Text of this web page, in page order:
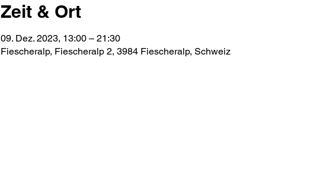
Zeit & Ort
09. Dez. 2023, 13:00 – 21:30
Fiescheralp, Fiescheralp 2, 3984 Fiescheralp, Schweiz